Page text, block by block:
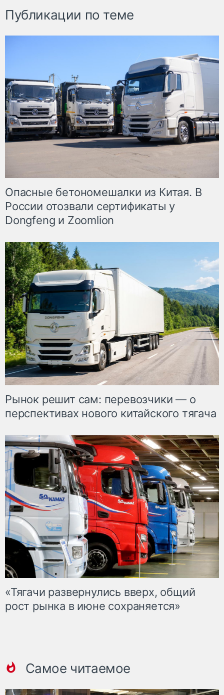
Публикации по теме
Опасные бетономешалки из Китая. В
России отозвали сертификаты у
Dongfeng и Zoomlion
Рынок решит сам: перевозчики — о
перспективах нового китайского тягача
«Тягачи развернулись вверх, общий
рост рынка в июне сохраняется»
Самое читаемое